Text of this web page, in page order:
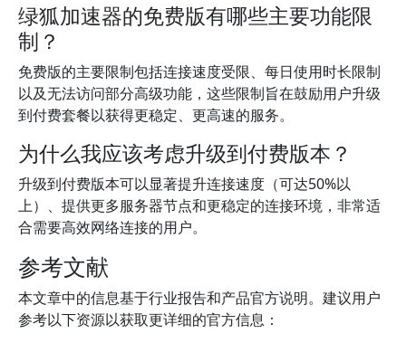
绿狐加速器的免费版有哪些主要功能限
制？
免费版的主要限制包括连接速度受限、每日使用时长限制
以及无法访问部分高级功能，这些限制旨在鼓励用户升级
到付费套餐以获得更稳定、更高速的服务。
为什么我应该考虑升级到付费版本？
升级到付费版本可以显著提升连接速度（可达50%以
上）、提供更多服务器节点和更稳定的连接环境，非常适
合需要高效网络连接的用户。
参考文献
本文章中的信息基于行业报告和产品官方说明。建议用户
参考以下资源以获取更详细的官方信息：